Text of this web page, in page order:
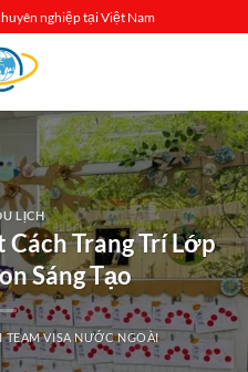
nghiệp tại Việt Nam
LỊCH
Trang Trí Lớp
Sáng Tạo
TEAM VISA NƯỚC NGOÀI